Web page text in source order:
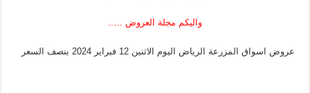
واليكم مجلة العروض …..
عروض اسواق المزرعة الرياض اليوم الاثنين 12 فبراير 2024 بنصف السعر